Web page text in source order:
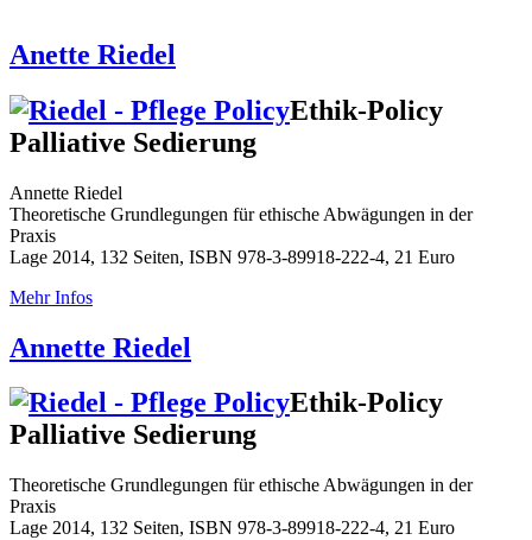
Anette Riedel
Ethik-Policy
Palliative Sedierung
Annette Riedel
Theoretische Grundlegungen für ethische Abwägungen in der
Praxis
Lage 2014, 132 Seiten, ISBN 978-3-89918-222-4, 21 Euro
Mehr Infos
Annette Riedel
Ethik-Policy
Palliative Sedierung
Theoretische Grundlegungen für ethische Abwägungen in der
Praxis
Lage 2014, 132 Seiten, ISBN 978-3-89918-222-4, 21 Euro